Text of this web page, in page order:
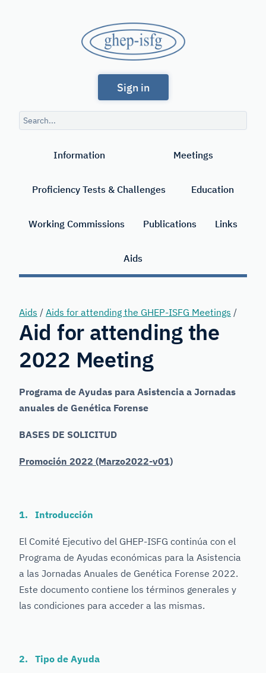
GHEP
-
ISFG
Portuguese-
speaking
Working
International
Forensic
Sign in
Search
query
Information Meetings
Proficiency Tests & Challenges Education
Working Commissions Publications Links
Aids
Aids / Aids for attending the GHEP-ISFG Meetings /
Aid for attending the
2022 Meeting
Programa de Ayudas para Asistencia a Jornadas
anuales de Genética Forense
BASES DE SOLICITUD
Promoción 2022 (Marzo2022-v01)
1. Introducción
El Comité Ejecutivo del GHEP-ISFG continúa con el
Programa de Ayudas económicas para la Asistencia
a las Jornadas Anuales de Genética Forense 2022.
Este documento contiene los términos generales y
las condiciones para acceder a las mismas.
2. Tipo de Ayuda